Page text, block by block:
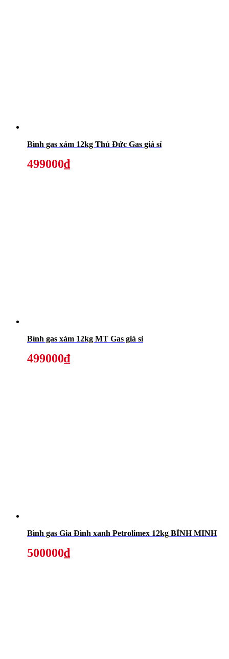
Bình gas xám 12kg Thủ Đức Gas giá sỉ
499000₫
Bình gas xám 12kg MT Gas giá sỉ
499000₫
Bình gas Gia Đình xanh Petrolimex 12kg BÌNH MINH
500000₫